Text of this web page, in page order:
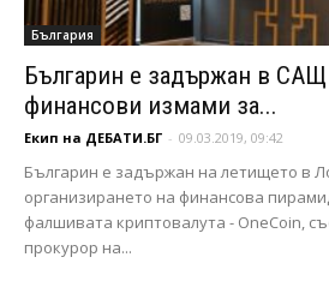
България
Българин е задържан в
финансови измами за...
Екип на ДЕБАТИ.БГ - 09.03.2019, 09:42
Българин е задържан на летището в
организирането на финансова
фалшивата криптовалута - OneCoin,
прокурор на...